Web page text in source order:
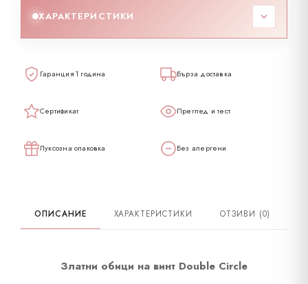
ХАРАКТЕРИСТИКИ
Проба 585K
Закопчаване
Материал Бяло злато
Гаранция 1 година Бърза доставка
Сертификат Преглед и тест
Луксозна опаковка Без алергени
ОПИСАНИЕ ХАРАКТЕРИСТИКИ ОТЗИВИ (0)
Златни обици на винт Double Circle